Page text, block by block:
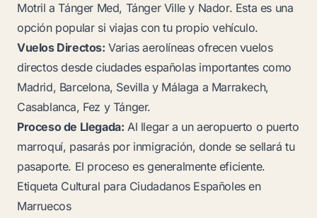
Motril a Tánger Med, Tánger Ville y Nador. Esta es una
opción popular si viajas con tu propio vehículo.
Vuelos Directos: Varias aerolíneas ofrecen vuelos
directos desde ciudades españolas importantes como
Madrid, Barcelona, Sevilla y Málaga a Marrakech,
Casablanca, Fez y Tánger.
Proceso de Llegada: Al llegar a un aeropuerto o puerto
marroquí, pasarás por inmigración, donde se sellará tu
pasaporte. El proceso es generalmente eficiente.
Etiqueta Cultural para Ciudadanos Españoles en
Marruecos